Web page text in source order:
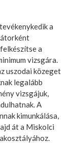
a
a
vizsgára.
uszodai közeget
legalább
vizsgájuk,
A
kimunkálása,
át a Miskolci